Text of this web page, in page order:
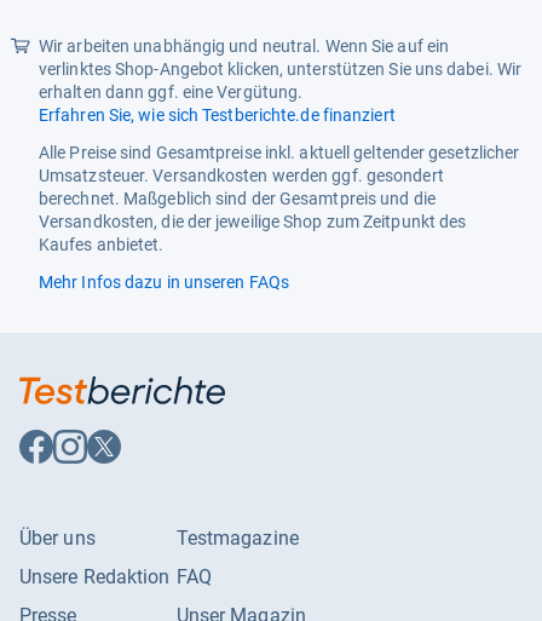
Wir arbeiten unabhängig und neutral. Wenn Sie auf ein
verlinktes Shop-Angebot klicken, unterstützen Sie uns dabei. Wir
erhalten dann ggf. eine Vergütung.
Erfahren Sie, wie sich Testberichte.de finanziert
Alle Preise sind Gesamtpreise inkl. aktuell geltender gesetzlicher
Umsatzsteuer. Versandkosten werden ggf. gesondert
berechnet. Maßgeblich sind der Gesamtpreis und die
Versandkosten, die der jeweilige Shop zum Zeitpunkt des
Kaufes anbietet.
Mehr Infos dazu in unseren FAQs
Auf
Facebook
Auf
Instagram
Auf
X
Über uns
Unsere Redaktion
Presse
Testmagazine
FAQ
Unser Magazin